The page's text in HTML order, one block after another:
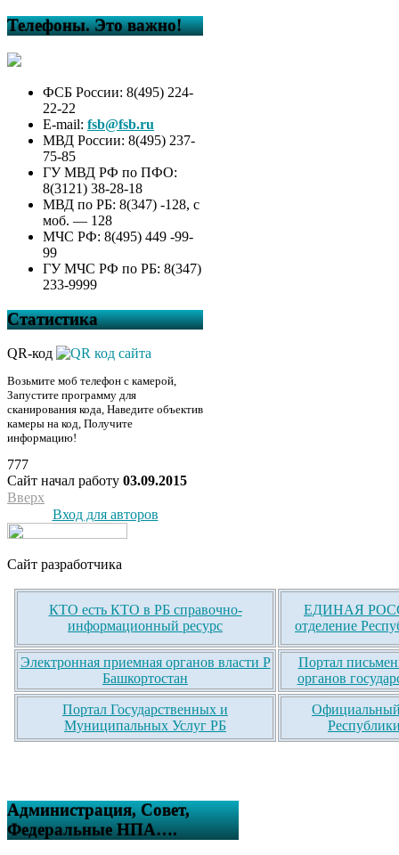
Телефоны. Это важно!
ФСБ России: 8(495) 224-
22-22
E-mail: fsb@fsb.ru
МВД России: 8(495) 237-
75-85
ГУ МВД РФ по ПФО:
8(3121) 38-28-18
МВД по РБ: 8(347) -128, с
моб. — 128
МЧС РФ: 8(495) 449 -99-
99
ГУ МЧС РФ по РБ: 8(347)
233-9999
Статистика
QR-код
Возьмите моб телефон с камерой,
Запустите программу для
сканирования кода, Наведите объектив
камеры на код, Получите
информацию!
777
Сайт начал работу 03.09.2015
Вверх
Вход для авторов
Сайт разработчика
КТО есть КТО в РБ справочно-
информационный ресурс
ЕДИНАЯ
отделение
Электронная приемная органов власти Р
Башкортостан
Портал
органов
Портал Государственных и
Муниципальных Услуг РБ
Официальный
Администрация, Совет,
Федеральные НПА….